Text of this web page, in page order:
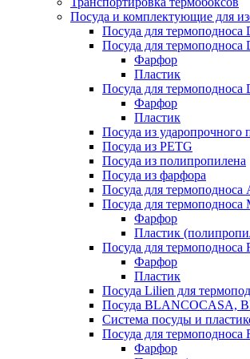
Посуда и комплектующие для
Посуда для
Посуда для
Фарфор
Пластик
Посуда для
Фарфор
Пластик
Посуда из ударопрочного
Посуда из PETG
Посуда из полипропилена
Посуда из фарфора
Посуда для термоподноса
Посуда для термоподноса
Фарфор
Пластик
Посуда для термоподноса
Фарфор
Пластик
Посуда Lilien для
Посуда BLANCOCASA,
Система посуды и
Посуда для термоподноса
Фарфор